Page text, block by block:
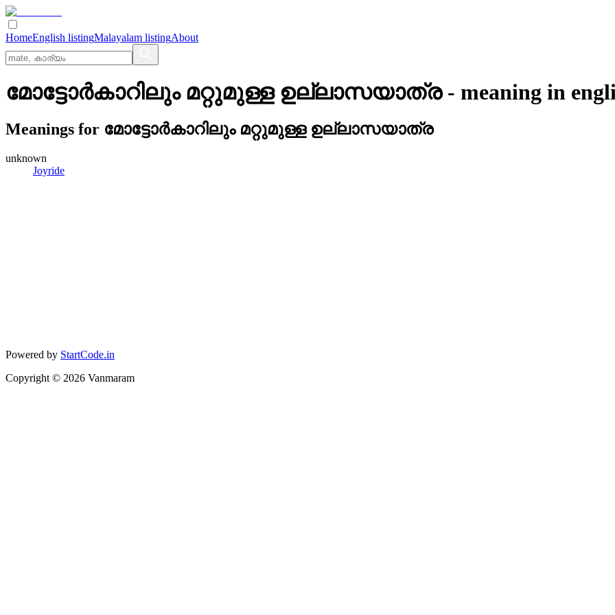
HomeEnglish listingMalayalam listingAbout
മോട്ടോര്‍കാറിലും മറ്റുമുള്ള ഉല്ലാസയാത്ര- meaning in
Meanings for മോട്ടോര്‍കാറിലും മറ്റുമുള്ള ഉല്ലാസയാത്ര
unknown
Joyride
Powered by StartCode.in
Copyright © 2026 Vanmaram